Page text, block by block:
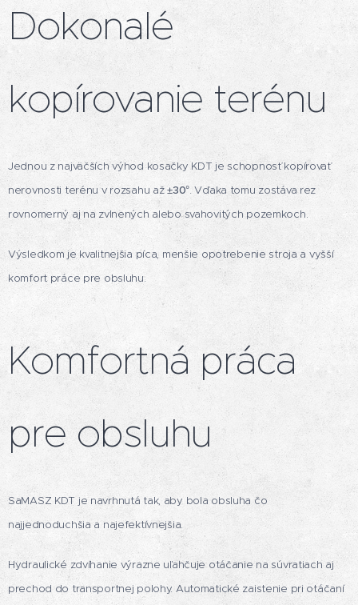
Dokonalé
kopírovanie terénu
Jednou z najväčších výhod kosačky KDT je schopnosť kopírovať
nerovnosti terénu v rozsahu až±30°. Vďaka tomu zostáva rez
rovnomerný aj na zvlnených alebo svahovitých pozemkoch.
Výsledkom je kvalitnejšia píca, menšie opotrebenie stroja a vyšší
komfort práce pre obsluhu.
Komfortná práca
pre obsluhu
SaMASZ KDT je navrhnutá tak, aby bola obsluha čo
najjednoduchšia a najefektívnejšia.
Hydraulické zdvíhanie výrazne uľahčuje otáčanie na súvratiach aj
prechod do transportnej polohy. Automatické zaistenie pri otáčaní